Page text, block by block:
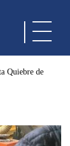
Quiebre de